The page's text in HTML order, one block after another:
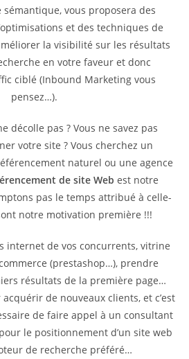
sémantique, vous proposera des
et des techniques de
la visibilité sur les résultats
en votre faveur et donc
ciblé (Inbound Marketing vous
pensez…).
décolle pas ? Vous ne savez pas
votre site ? Vous cherchez un
naturel ou une agence
de site Web est notre
pas le temps attribué à celle-
notre motivation première !!!
internet de vos concurrents, vitrine
(prestashop…), prendre
résultats de la première page…
de nouveaux clients, et c’est
de faire appel à un consultant
le positionnement d’un site web
de recherche préféré…